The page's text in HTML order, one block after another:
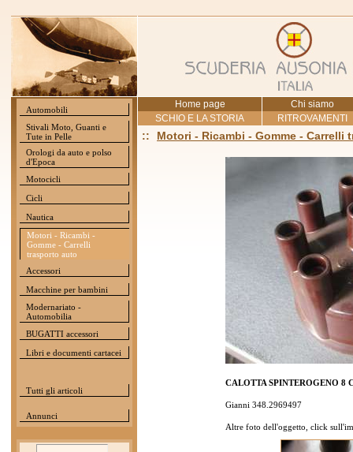
Automobili
Stivali Moto, Guanti e
Tute in Pelle
Orologi da auto e polso
d'Epoca
Motocicli
Cicli
Nautica
Motori - Ricambi -
Gomme - Carrelli
trasporto auto
Accessori
Macchine per bambini
Modernariato -
Automobilia
BUGATTI accessori
Libri e documenti cartacei
Tutti gli articoli
Annunci
Home page
Chi siamo
SCHIO E LA STORIA
RITROVAMENTI
:: Motori - Ricambi - Gomme - Carrelli
CALOTTA SPINTEROGENO 8
Gianni 348.2969497
Altre foto dell'oggetto, click